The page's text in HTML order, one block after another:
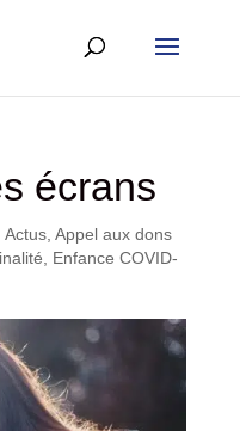
écrans
Actus, Appel aux dons
Enfance COVID-